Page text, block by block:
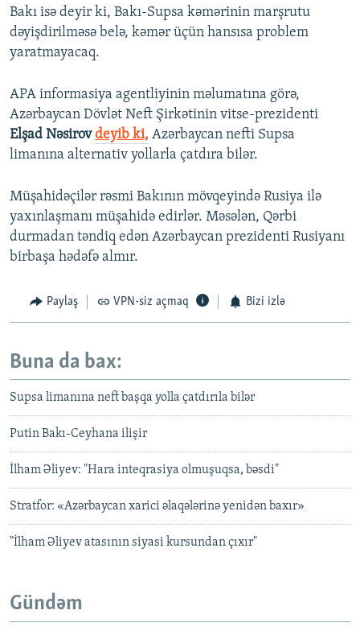
Bakı isə deyir ki, Bakı-Supsa kəmərinin marşrutu
dəyişdirilməsə belə, kəmər üçün hansısa problem
yaratmayacaq.
APA informasiya agentliyinin məlumatına görə,
Azərbaycan Dövlət Neft Şirkətinin vitse-prezidenti
Elşad Nəsirovdeyib ki, Azərbaycan nefti Supsa
limanına alternativ yollarla çatdıra bilər.
Müşahidəçilər rəsmi Bakının mövqeyində Rusiya ilə
yaxınlaşmanı müşahidə edirlər. Məsələn, Qərbi
durmadan təndiq edən Azərbaycan prezidenti Rusiyanı
birbaşa hədəfə almır.
Paylaş VPN-siz açmaq Bizi izlə
Buna da bax:
Supsa limanına neft başqa yolla çatdırıla bilər
Putin Bakı-Ceyhana ilişir
İlham Əliyev: "Hara inteqrasiya olmuşuqsa, bəsdi"
Stratfor: «Azərbaycan xarici əlaqələrinə yenidən baxır»
"İlham Əliyev atasının siyasi kursundan çıxır"
Gündəm